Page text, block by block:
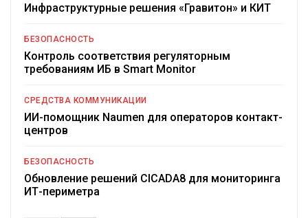
Инфраструктурные решения «Гравитон» и КИТ
БЕЗОПАСНОСТЬ
Контроль соответствия регуляторным
требованиям ИБ в Smart Monitor
СРЕДСТВА КОММУНИКАЦИИ
ИИ-помощник Naumen для операторов контакт-
центров
БЕЗОПАСНОСТЬ
Обновление решений CICADA8 для мониторинга
ИТ-периметра